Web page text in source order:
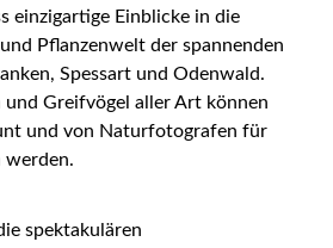
einzigartige Einblicke in die
Pflanzenwelt der spannenden
Spessart und Odenwald.
und Greifvögel aller Art können
und von Naturfotografen für
werden.
spektakulären